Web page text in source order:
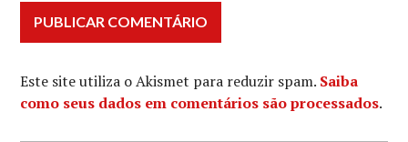
Este site utiliza o Akismet para reduzir spam. Saiba
como seus dados em comentários são processados.